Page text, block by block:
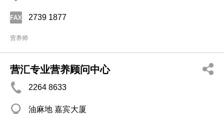
2739 1877
营养师
营汇专业营养顾问中心
2264 8633
油麻地 嘉宾大厦